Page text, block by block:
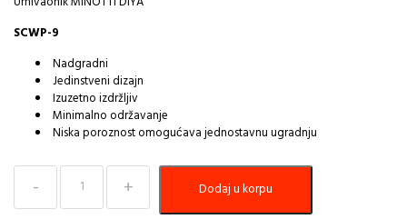
SCWP-9
Nadgradni
Jedinstveni dizajn
Izuzetno izdržljiv
Minimalno održavanje
Niska poroznost omogućava jednostavnu ugradnju
Umivaonik
nadgradni
Minotti
Dodaj u korpu